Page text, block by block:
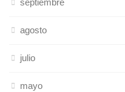
septiembre
agosto
julio
mayo